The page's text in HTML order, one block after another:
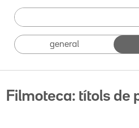
general
Filmoteca: títols de